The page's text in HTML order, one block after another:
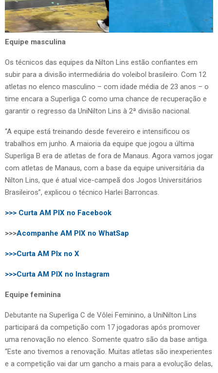
Equipe masculina
Os técnicos das equipes da Nilton Lins estão confiantes em
subir para a divisão intermediária do voleibol brasileiro. Com 12
atletas no elenco masculino – com idade média de 23 anos – o
time encara a Superliga C como uma chance de recuperação e
garantir o regresso da UniNilton Lins à 2ª divisão nacional.
“A equipe está treinando desde fevereiro e intensificou os
trabalhos em junho. A maioria da equipe que jogou a última
Superliga B era de atletas de fora de Manaus. Agora vamos jogar
com atletas de Manaus, com a base da equipe universitária da
Nilton Lins, que é atual vice-campeã dos Jogos Universitários
Brasileiros”, explicou o técnico Harlei Barroncas.
>>> Curta AM PIX no Facebook
>>>Acompanhe AM PIX no WhatSap
>>>Curta AM PIx no X
>>>Curta AM PIX no Instagram
Equipe feminina
Debutante na Superliga C de Vôlei Feminino, a UniNilton Lins
participará da competição com 17 jogadoras após promover
uma renovação no elenco. Somente quatro são da base antiga.
“Este ano tivemos a renovação. Muitas atletas são inexperientes
e a competição vai dar um gancho a mais para a evolução delas,